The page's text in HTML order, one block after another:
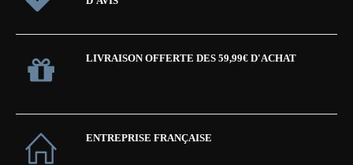
LIVRAISON OFFERTE DES 59,99€ D'ACHAT
ENTREPRISE FRANÇAISE